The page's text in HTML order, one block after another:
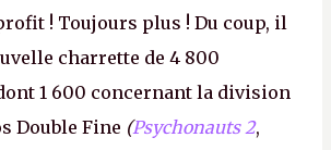
! Toujours plus ! Du coup, il
charrette de 4 800
1 600 concernant la division
Double Fine (Psychonauts 2,